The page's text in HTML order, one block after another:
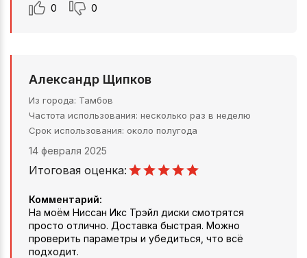
0 0
Александр Щипков
Из города Тамбов
Частота использования несколько раз в неделю
Срок использования около полугода
14 февраля 2025
Итоговая оценка:
Комментарий:
На моём Ниссан Икс Трэйл диски смотрятся
просто отлично. Доставка быстрая. Можно
проверить параметры и убедиться, что всё
подходит.